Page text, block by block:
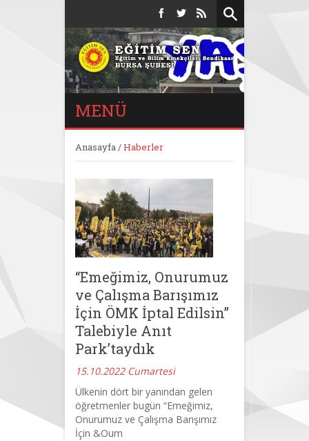
MENÜ
Anasayfa/Haberler
“Emeğimiz, Onurumuz
ve Çalışma Barışımız
İçin ÖMK İptal Edilsin”
Talebiyle Anıt
Park’taydık
15.10.2022 Cumartesi
Ülkenin dört bir yanından gelen
öğretmenler bugün “Emeğimiz,
Onurumuz ve Çalışma Barışımız
İçin &Oum